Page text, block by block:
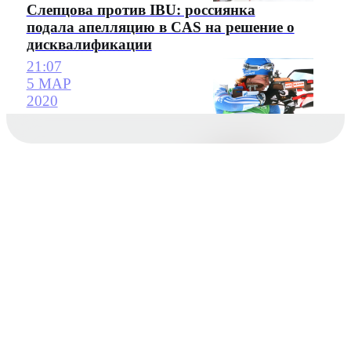
Слепцова против IBU: россиянка
подала апелляцию в CAS на решение о
дисквалификации
21:07
5 МАР
2020